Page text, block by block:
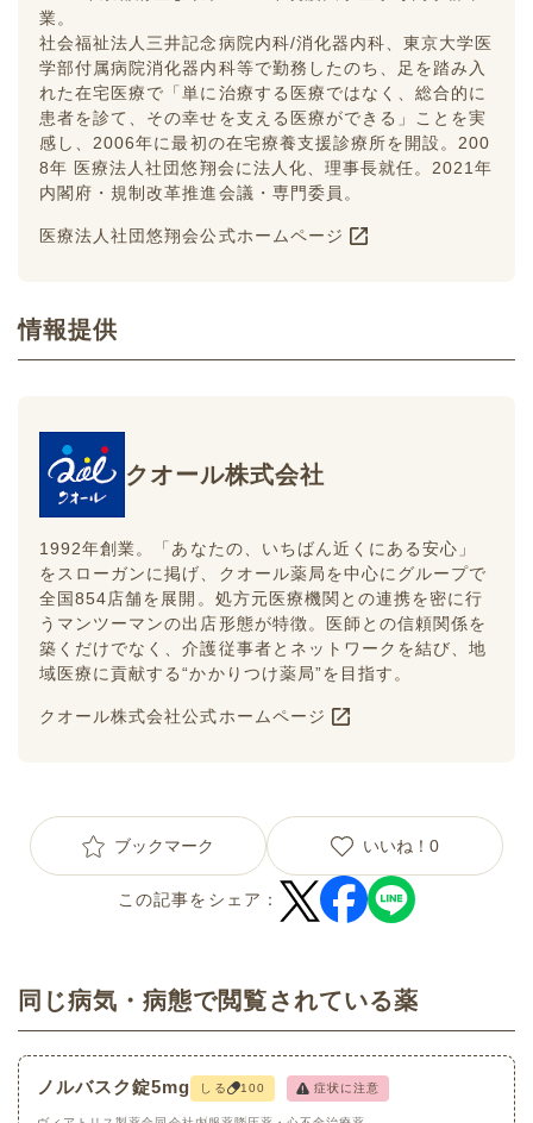
業。
社会福祉法人三井記念病院内科/消化器内科、東京大学医
学部付属病院消化器内科等で勤務したのち、足を踏み入
れた在宅医療で「単に治療する医療ではなく、総合的に
患者を診て、その幸せを支える医療ができる」ことを実
感し、2006年に最初の在宅療養支援診療所を開設。200
8年 医療法人社団悠翔会に法人化、理事長就任。2021年
内閣府・規制改革推進会議・専門委員。
医療法人社団悠翔会公式ホームページ
情報提供
クオール株式会社
1992年創業。「あなたの、いちばん近くにある安心」
をスローガンに掲げ、クオール薬局を中心にグループで
全国854店舗を展開。処方元医療機関との連携を密に行
うマンツーマンの出店形態が特徴。医師との信頼関係を
築くだけでなく、介護従事者とネットワークを結び、地
域医療に貢献する“かかりつけ薬局”を目指す。
クオール株式会社公式ホームページ
ブックマーク いいね！ 0
この記事をシェア：
同じ病気・病態で閲覧されている薬
ノルバスク錠5mg しる 100 症状に注意